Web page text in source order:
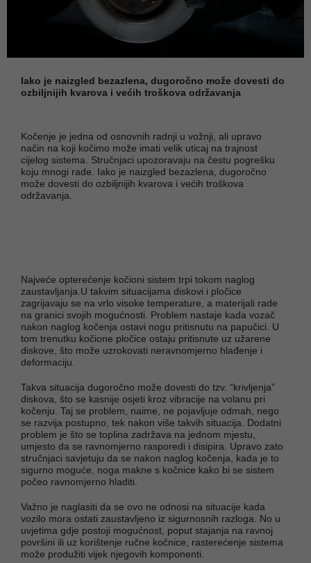
Iako je naizgled bezazlena, dugoročno može dovesti do
ozbiljnijih kvarova i većih troškova održavanja
Kočenje je jedna od osnovnih radnji u vožnji, ali upravo
način na koji kočimo može imati velik uticaj na trajnost
cijelog sistema. Stručnjaci upozoravaju na čestu pogrešku
koju mnogi rade. Iako je naizgled bezazlena, dugoročno
može dovesti do ozbiljnijih kvarova i većih troškova
održavanja.
Najveće opterećenje kočioni sistem trpi tokom naglog
zaustavljanja.U takvim situacijama diskovi i pločice
zagrijavaju se na vrlo visoke temperature, a materijali rade
na granici svojih mogućnosti. Problem nastaje kada vozač
nakon naglog kočenja ostavi nogu pritisnutu na papučici. U
tom trenutku kočione pločice ostaju pritisnute uz užarene
diskove, što može uzrokovati neravnomjerno hlađenje i
deformaciju.
Takva situacija dugoročno može dovesti do tzv. “krivljenja”
diskova, što se kasnije osjeti kroz vibracije na volanu pri
kočenju. Taj se problem, naime, ne pojavljuje odmah, nego
se razvija postupno, tek nakon više takvih situacija. Dodatni
problem je što se toplina zadržava na jednom mjestu,
umjesto da se ravnomjerno rasporedi i disipira. Upravo zato
stručnjaci savjetuju da se nakon naglog kočenja, kada je to
sigurno moguće, noga makne s kočnice kako bi se sistem
počeo ravnomjerno hladiti.
Važno je naglasiti da se ovo ne odnosi na situacije kada
vozilo mora ostati zaustavljeno iz sigurnosnih razloga. No u
uvjetima gdje postoji mogućnost, poput stajanja na ravnoj
površini ili uz korištenje ručne kočnice, rasterećenje sistema
može produžiti vijek njegovih komponenti.